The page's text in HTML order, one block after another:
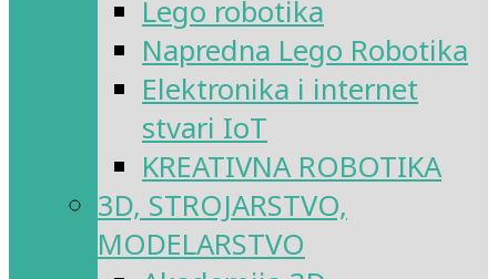
Lego robotika
Napredna Lego Robotika
Elektronika i internet
stvari IoT
KREATIVNA ROBOTIKA
3D, STROJARSTVO,
MODELARSTVO